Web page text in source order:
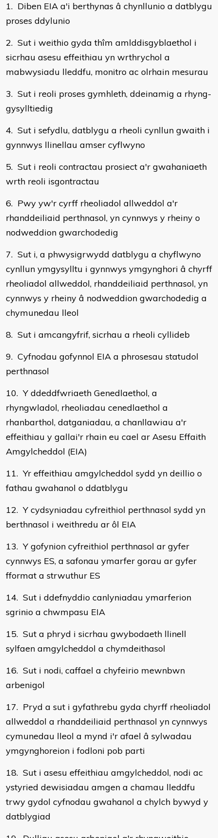
1. Diben EIA a'i berthynas â chynllunio a datblygu
proses ddylunio
2. Sut i weithio gyda thîm amlddisgyblaethol i
sicrhau asesu effeithiau yn wrthrychol a
mabwysiadu lleddfu, monitro ac olrhain mesurau
3. Sut i reoli proses gymhleth, ddeinamig a rhyng-
gysylltiedig
4. Sut i sefydlu, datblygu a rheoli cynllun gwaith i
gynnwys llinellau amser cyflwyno
5. Sut i reoli contractau prosiect a'r gwahaniaeth
wrth reoli isgontractau
6. Pwy yw'r cyrff rheoliadol allweddol a'r
rhanddeiliaid perthnasol, yn cynnwys y rheiny o
nodweddion gwarchodedig
7. Sut i, a phwysigrwydd datblygu a chyflwyno
cynllun ymgysylltu i gynnwys ymgynghori â chyrff
rheoliadol allweddol, rhanddeiliaid perthnasol, yn
cynnwys y rheiny â nodweddion gwarchodedig a
chymunedau lleol
8. Sut i amcangyfrif, sicrhau a rheoli cyllideb
9. Cyfnodau gofynnol EIA a phrosesau statudol
perthnasol
10. Y ddeddfwriaeth Genedlaethol, a
rhyngwladol, rheoliadau cenedlaethol a
rhanbarthol, datganiadau, a chanllawiau a'r
effeithiau y gallai'r rhain eu cael ar Asesu Effaith
Amgylcheddol (EIA)
11. Yr effeithiau amgylcheddol sydd yn deillio o
fathau gwahanol o ddatblygu
12. Y cydsyniadau cyfreithiol perthnasol sydd yn
berthnasol i weithredu ar ôl EIA
13. Y gofynion cyfreithiol perthnasol ar gyfer
cynnwys ES, a safonau ymarfer gorau ar gyfer
fformat a strwuthur ES
14. Sut i ddefnyddio canlyniadau ymarferion
sgrinio a chwmpasu EIA
15. Sut a phryd i sicrhau gwybodaeth llinell
sylfaen amgylcheddol a chymdeithasol
16. Sut i nodi, caffael a chyfeirio mewnbwn
arbenigol
17. Pryd a sut i gyfathrebu gyda chyrff rheoliadol
allweddol a rhanddeiliaid perthnasol yn cynnwys
cymunedau lleol a mynd i'r afael â sylwadau
ymgynghoreion i fodloni pob parti
18. Sut i asesu effeithiau amgylcheddol, nodi ac
ystyried dewisiadau amgen a chamau lleddfu
trwy gydol cyfnodau gwahanol a chylch bywyd y
datblygiad